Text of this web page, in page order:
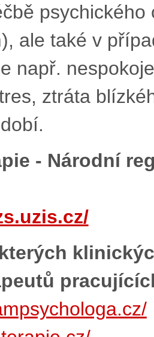
ale také v
např.
ztráta
- Národní